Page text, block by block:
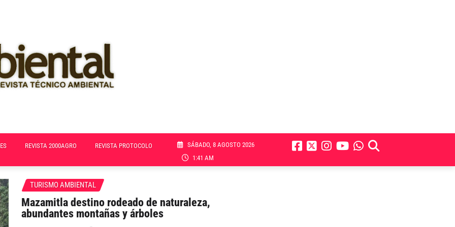
REVISTA 2000AGRO REVISTA PROTOCOLO
SÁBADO, 8 AGOSTO 2026
1:41 AM
TURISMO AMBIENTAL
Mazamitla destino rodeado de naturaleza,
abundantes montañas y árboles